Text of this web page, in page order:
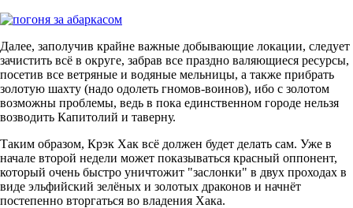
Далее, заполучив крайне важные добывающие локации, следует
зачистить всё в округе, забрав все праздно валяющиеся ресурсы,
посетив все ветряные и водяные мельницы, а также прибрать
золотую шахту (надо одолеть гномов-воинов), ибо с золотом
возможны проблемы, ведь в пока единственном городе нельзя
возводить Капитолий и таверну.
Таким образом, Крэк Хак всё должен будет делать сам. Уже в
начале второй недели может показываться красный оппонент,
который очень быстро уничтожит "заслонки" в двух проходах в
виде эльфийский зелёных и золотых драконов и начнёт
постепенно вторгаться во владения Хака.